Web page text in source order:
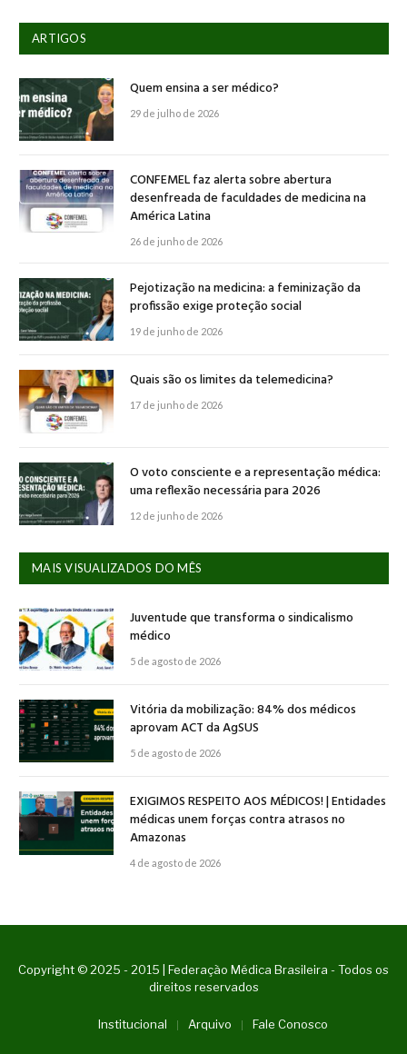
ARTIGOS
Quem ensina a ser médico?
29 de julho de 2026
CONFEMEL faz alerta sobre abertura
desenfreada de faculdades de medicina na
América Latina
26 de junho de 2026
Pejotização na medicina: a feminização da
profissão exige proteção social
19 de junho de 2026
Quais são os limites da telemedicina?
17 de junho de 2026
O voto consciente e a representação médica:
uma reflexão necessária para 2026
12 de junho de 2026
MAIS VISUALIZADOS DO MÊS
Juventude que transforma o sindicalismo
médico
5 de agosto de 2026
Vitória da mobilização: 84% dos médicos
aprovam ACT da AgSUS
5 de agosto de 2026
EXIGIMOS RESPEITO AOS MÉDICOS! | Entidades
médicas unem forças contra atrasos no
Amazonas
4 de agosto de 2026
Copyright © 2025 - 2015 | Federação Médica Brasileira - Todos os
direitos reservados
Institucional Arquivo Fale Conosco